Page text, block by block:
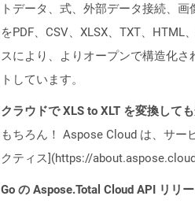
トデータ、式、外部データ接続、
をPDF、CSV、XLSX、TXT、
スにより、よりオープンで構造化
トしています。
クラウドで XLS to XLT を変換して
もちろん！ Aspose Cloud は、サー
クティス](https://
Go の Aspose.Total Cloud API リリ